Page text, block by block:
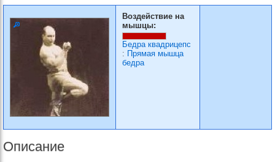
Воздействие на
мышцы:
Бедра квадрицепс
: Прямая мышца
бедра
Описание